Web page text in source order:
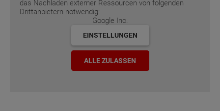
das Nachladen externer Ressourcen von folgenden
Drittanbietern notwendig:
Google Inc.
EINSTELLUNGEN
ALLE ZULASSEN